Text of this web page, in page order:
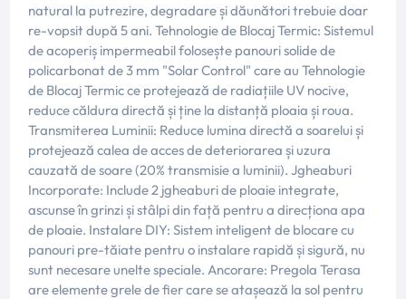
natural la putrezire, degradare și dăunători trebuie doar
re-vopsit după 5 ani. Tehnologie de Blocaj Termic: Sistemul
de acoperiș impermeabil folosește panouri solide de
policarbonat de 3 mm "Solar Control" care au Tehnologie
de Blocaj Termic ce protejează de radiațiile UV nocive,
reduce căldura directă și ține la distanță ploaia și roua.
Transmiterea Luminii: Reduce lumina directă a soarelui și
protejează calea de acces de deteriorarea și uzura
cauzată de soare (20% transmisie a luminii). Jgheaburi
Incorporate: Include 2 jgheaburi de ploaie integrate,
ascunse în grinzi și stâlpi din față pentru a direcționa apa
de ploaie. Instalare DIY: Sistem inteligent de blocare cu
panouri pre-tăiate pentru o instalare rapidă și sigură, nu
sunt necesare unelte speciale. Ancorare: Pregola Terasa
are elemente grele de fier care se atașează la sol pentru